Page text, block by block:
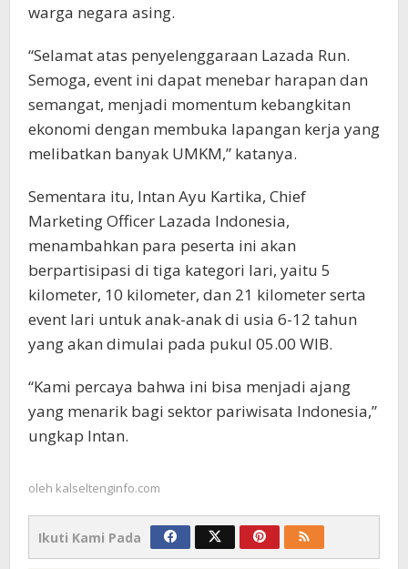
warga negara asing.
“Selamat atas penyelenggaraan Lazada Run.
Semoga, event ini dapat menebar harapan dan
semangat, menjadi momentum kebangkitan
ekonomi dengan membuka lapangan kerja yang
melibatkan banyak UMKM,” katanya.
Sementara itu, Intan Ayu Kartika, Chief
Marketing Officer Lazada Indonesia,
menambahkan para peserta ini akan
berpartisipasi di tiga kategori lari, yaitu 5
kilometer, 10 kilometer, dan 21 kilometer serta
event lari untuk anak-anak di usia 6-12 tahun
yang akan dimulai pada pukul 05.00 WIB.
“Kami percaya bahwa ini bisa menjadi ajang
yang menarik bagi sektor pariwisata Indonesia,”
ungkap Intan.
oleh kalseltenginfo.com
Ikuti Kami Pada